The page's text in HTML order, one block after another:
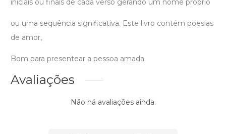
iniciais ou finais de cada verso gerando um nome próprio
ou uma sequência significativa. Este livro contém poesias
de amor,
Bom para presentear a pessoa amada.
Avaliações
Não há avaliações ainda.